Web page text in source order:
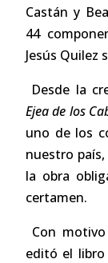
Castán y
44
Jesús Quilez
Desde la
Ejea de los
uno de los
nuestro
la obra
certamen.
Con
editó el